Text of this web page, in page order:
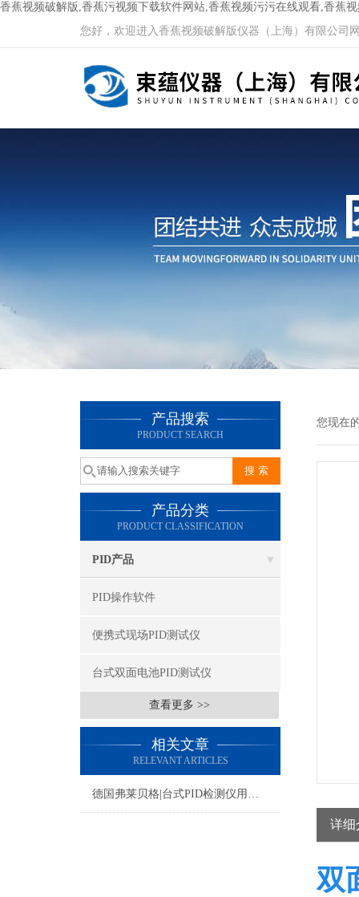
香蕉视频破解版,香蕉污视频下载软件网站,香蕉视频污污在线观看,香蕉
您好，欢迎进入香蕉视频破解版仪器（上海）有限公司网站
产品搜索
PRODUCT SEARCH
产品分类
PRODUCT CLASSIFICATION
PID产品
PID操作软件
便携式现场PID测试仪
台式双面电池PID测试仪
查看更多 >>
相关文章
RELEVANT ARTICLES
德国弗莱贝格|台式PID检测仪用于EVA及其它封装材料的评估
您现在的
详细
双